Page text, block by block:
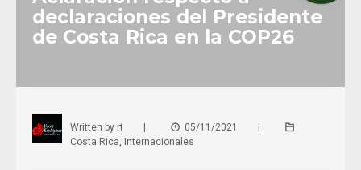
declaraciones del Presidente
de Costa Rica en la COP26
Written by rt 05/11/2021
Costa Rica, Internacionales